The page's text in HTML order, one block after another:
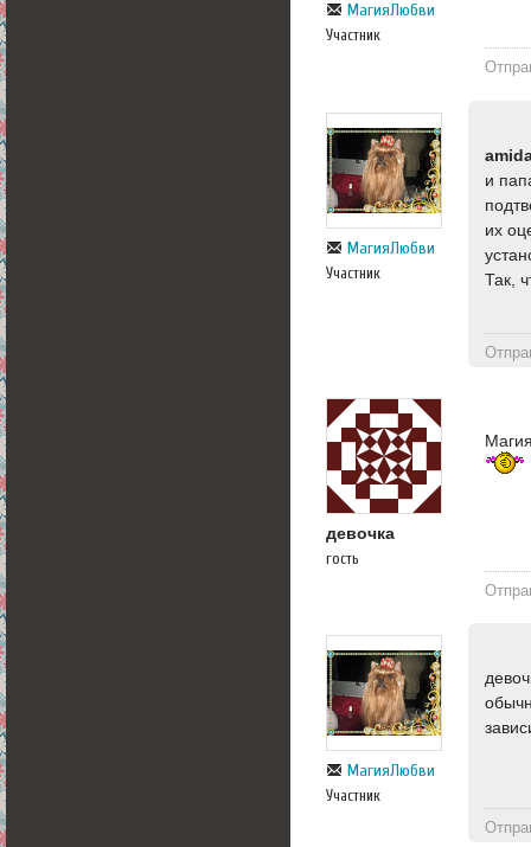
МагияЛюбви
Участник
МагияЛюбви
Участник
и
их
Так,
девочка
гость
МагияЛюбви
Участник